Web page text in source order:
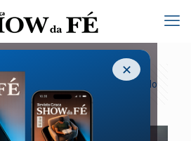
✕
Exibir tudo